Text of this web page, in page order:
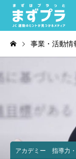
事業・活動情
アカデミー 指導力